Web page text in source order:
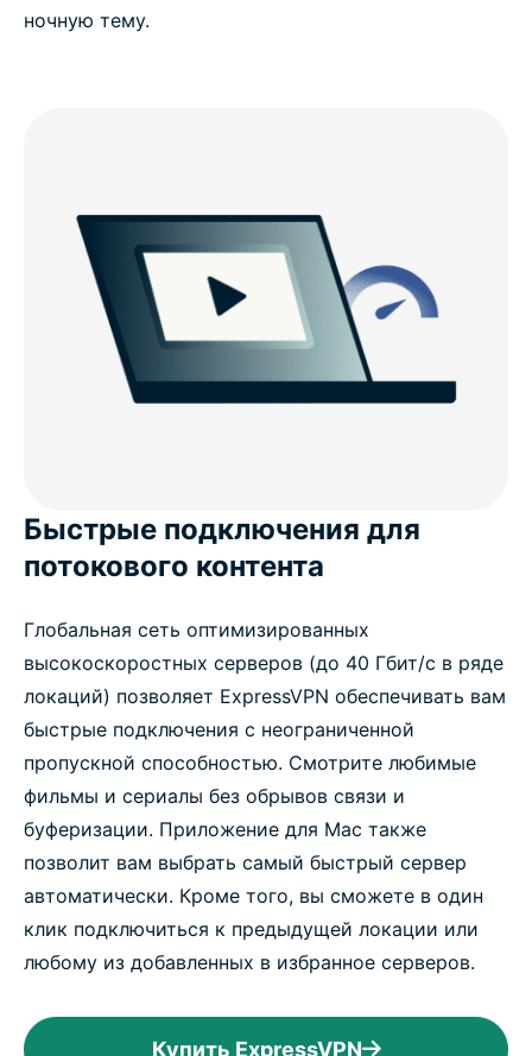
ночную тему.
Быстрые подключения для
потокового контента
Глобальная сеть оптимизированных
высокоскоростных серверов (до 40 Гбит/с в ряде
локаций) позволяет ExpressVPN обеспечивать вам
быстрые подключения с неограниченной
пропускной способностью. Смотрите любимые
фильмы и сериалы без обрывов связи и
буферизации. Приложение для Mac также
позволит вам выбрать самый быстрый сервер
автоматически. Кроме того, вы сможете в один
клик подключиться к предыдущей локации или
любому из добавленных в избранное серверов.
Купить ExpressVPN